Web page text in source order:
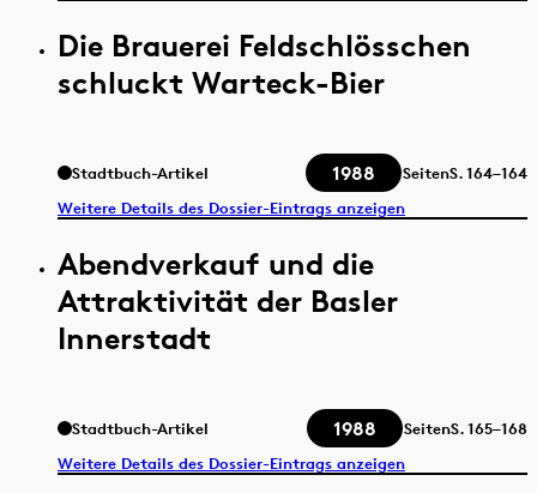
Die Brauerei Feldschlösschen
schluckt Warteck-Bier
Stadtbuch-Artikel 1988 SeitenS.164–164
Weitere Details des Dossier-Eintrags anzeigen
Abendverkauf und die
Attraktivität der Basler
Innerstadt
Stadtbuch-Artikel 1988 SeitenS.165–168
Weitere Details des Dossier-Eintrags anzeigen